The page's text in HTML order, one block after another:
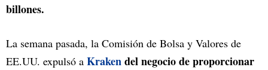
billones.
La semana pasada, la Comisión de Bolsa y Valores de
EE.UU. expulsó a Krakendel negocio de proporcionar